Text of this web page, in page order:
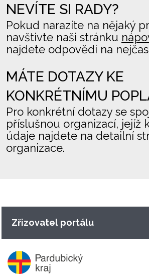
NEVÍTE SI RADY?
Pokud narazíte na nějaký
navštivte naši stránku
najdete odpovědi na
MÁTE DOTAZY KE
KONKRÉTNÍMU
Pro konkrétní dotazy se
příslušnou organizací, jejíž
údaje najdete na detailní
organizace.
Zřizovatel portálu